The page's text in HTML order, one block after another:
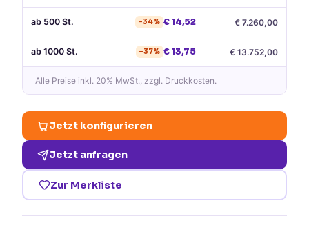
ab 500 St. −34% €14,52 € 7.260,00
ab 1000 St. −37% €13,75 € 13.752,00
Alle Preise inkl. 20% MwSt., zzgl. Druckkosten.
Jetzt konfigurieren
Jetzt anfragen
Zur Merkliste